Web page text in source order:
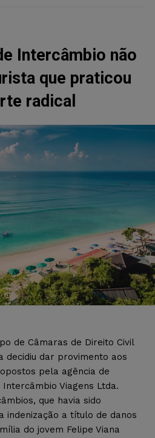
Intercâmbio não
que praticou
radical
de Câmaras de Direito Civil
decidiu dar provimento aos
pela agência de
Viagens Ltda.
que havia sido
indenização a título de danos
do jovem Felipe Viana